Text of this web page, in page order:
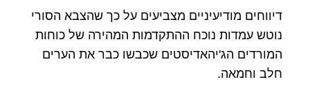
דיווחים מודיעיניים מצביעים על כך שהצבא הסורי
נוטש עמדות נוכח ההתקדמות המהירה של כוחות
המורדים הג'יהאדיסטים שכבשו כבר את הערים
חלב וחמאה.